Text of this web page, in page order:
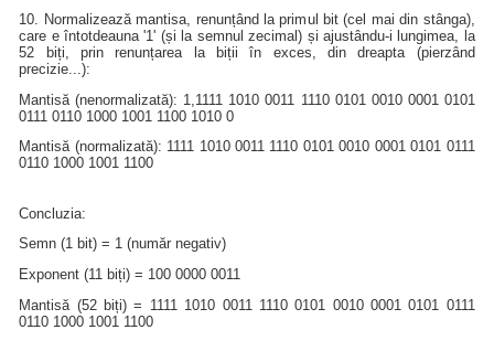
10. Normalizează mantisa, renunțând la primul bit (cel mai din stânga),
care e întotdeauna '1' (și la semnul zecimal) și ajustându-i lungimea, la
52 biți, prin renunțarea la biții în exces, din dreapta (pierzând
precizie...):
Mantisă (nenormalizată): 1,1111 1010 0011 1110 0101 0010 0001 0101
0111 0110 1000 1001 1100 1010 0
Mantisă (normalizată): 1111 1010 0011 1110 0101 0010 0001 0101 0111
0110 1000 1001 1100
Concluzia:
Semn (1 bit) = 1 (număr negativ)
Exponent (11 biți) = 100 0000 0011
Mantisă (52 biți) = 1111 1010 0011 1110 0101 0010 0001 0101 0111
0110 1000 1001 1100